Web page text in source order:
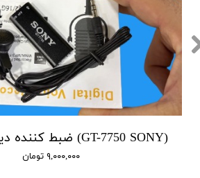
۹,۰۰۰,۰۰۰ تومان